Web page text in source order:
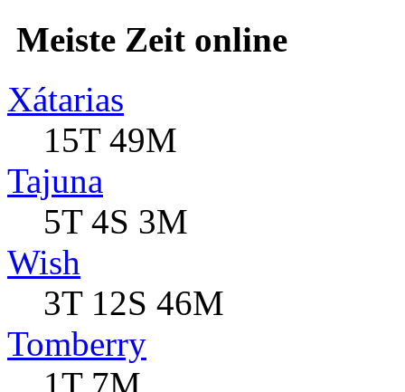
Meiste Zeit online
Xátarias
15T 49M
Tajuna
5T 4S 3M
Wish
3T 12S 46M
Tomberry